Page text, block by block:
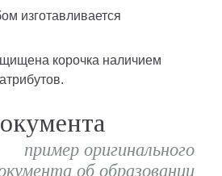
пример оригинального
об образовании